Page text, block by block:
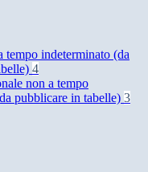
tempo indeterminato (da
4
non a tempo
pubblicare in tabelle) 3